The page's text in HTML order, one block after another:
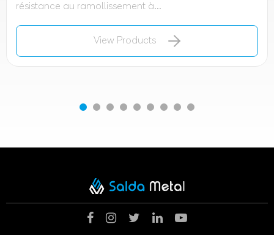
résistance au ramollissement à...
View Products